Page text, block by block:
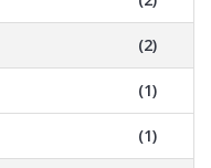
(2)
(1)
(1)